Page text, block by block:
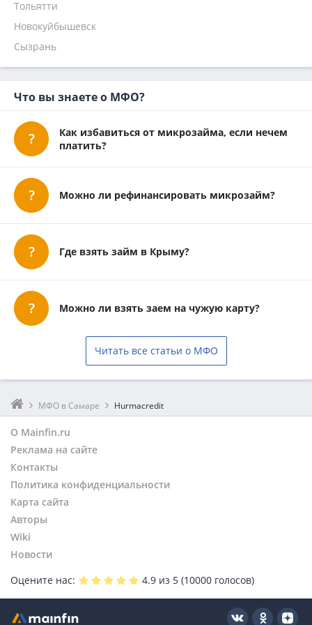
Наличными
На 1 месяц
Займиго
Надо денег
Кредит 7
С деньга (S denga) отписаться
Лопазаем (Lopazaem) отписаться
Тольятти
Новокуйбышевск
Сызрань
Что вы знаете о МФО?
Как избавиться от микрозайма, если нечем
платить?
Можно ли рефинансировать микрозайм?
Где взять займ в Крыму?
Можно ли взять заем на чужую карту?
Читать все статьи о МФО
МФО в Самаре Hurmacredit
О Mainfin.ru
Реклама на сайте
Контакты
Политика конфиденциальности
Карта сайта
Авторы
Wiki
Новости
Оцените нас:
4.9 из 5 (10000 голосов)